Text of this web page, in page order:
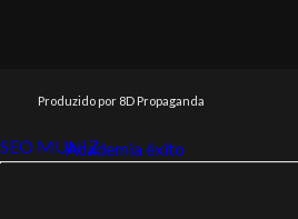
Produzido por 8D Propaganda
SEO MUNIZ
Link112Academia êxito